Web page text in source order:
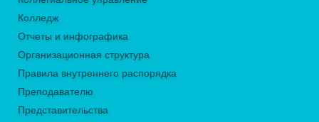
Колледж
Отчеты и инфографика
Организационная структура
Правила внутреннего распорядка
Преподавателю
Представительства